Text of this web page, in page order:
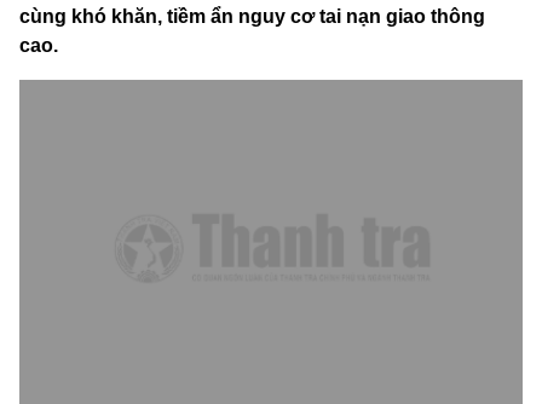
cùng khó khăn, tiềm ẩn nguy cơ tai nạn giao thông
cao.